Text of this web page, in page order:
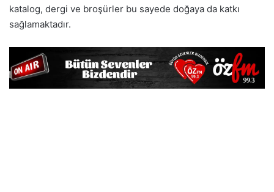
katalog, dergi ve broşürler bu sayede doğaya da katkı
sağlamaktadır.